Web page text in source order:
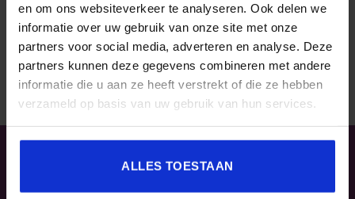
en om ons websiteverkeer te analyseren. Ook delen we
informatie over uw gebruik van onze site met onze
partners voor social media, adverteren en analyse. Deze
partners kunnen deze gegevens combineren met andere
informatie die u aan ze heeft verstrekt of die ze hebben
verzameld op basis van uw gebruik van hun services.
ALLES TOESTAAN
Podcast: Tjip de Jong